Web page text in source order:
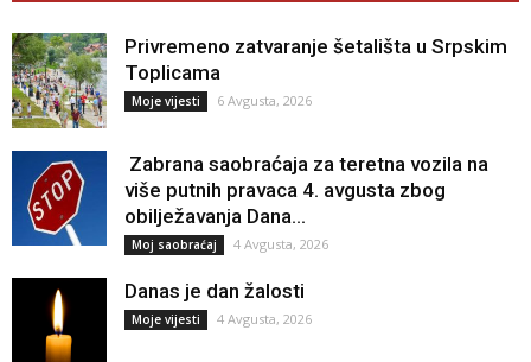
Privremeno zatvaranje šetališta u Srpskim
Toplicama
Moje vijesti 6 Avgusta, 2026
Zabrana saobraćaja za teretna vozila na
više putnih pravaca 4. avgusta zbog
obilježavanja Dana...
Moj saobraćaj 4 Avgusta, 2026
Danas je dan žalosti
Moje vijesti 4 Avgusta, 2026